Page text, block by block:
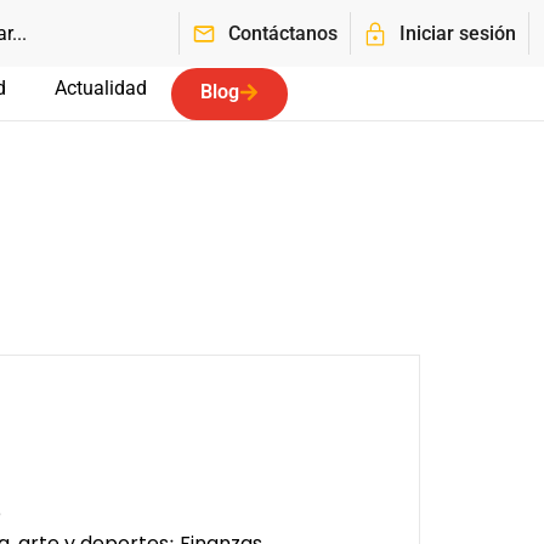
Contáctanos Iniciar sesión
Actualidad Blog